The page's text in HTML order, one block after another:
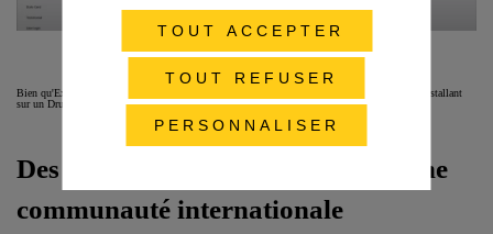
Présentation de l’interface d’Experience Builder
Bien qu'Expérience builder ne soit pas encore publié, et est déjà possible de jouer avec en l’installant
sur un Drupal vierge depuis le dépôt du projet.
Des transformations portées par une
communauté internationale
TOUT ACCEPTER
TOUT REFUSER
PERSONNALISER